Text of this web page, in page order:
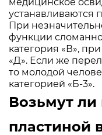
устанавливаются
При
функции
категория «В»,
«Д». Если же
то молодой
категорией «Б-3».
Возьмут
пластиной